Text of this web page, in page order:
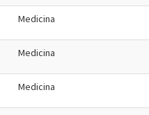
Medicina
Medicina
Medicina